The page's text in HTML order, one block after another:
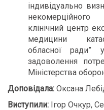
індивідуально
клінічний центр
медицини
обласної ради”
задоволення
Міністерства
Доповідала: Оксана
Виступили: Ігор Очкур,